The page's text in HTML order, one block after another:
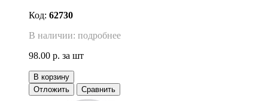
Код: 62730
В наличии: подробнее
98.00 р. за шт
В корзину
Отложить
Сравнить